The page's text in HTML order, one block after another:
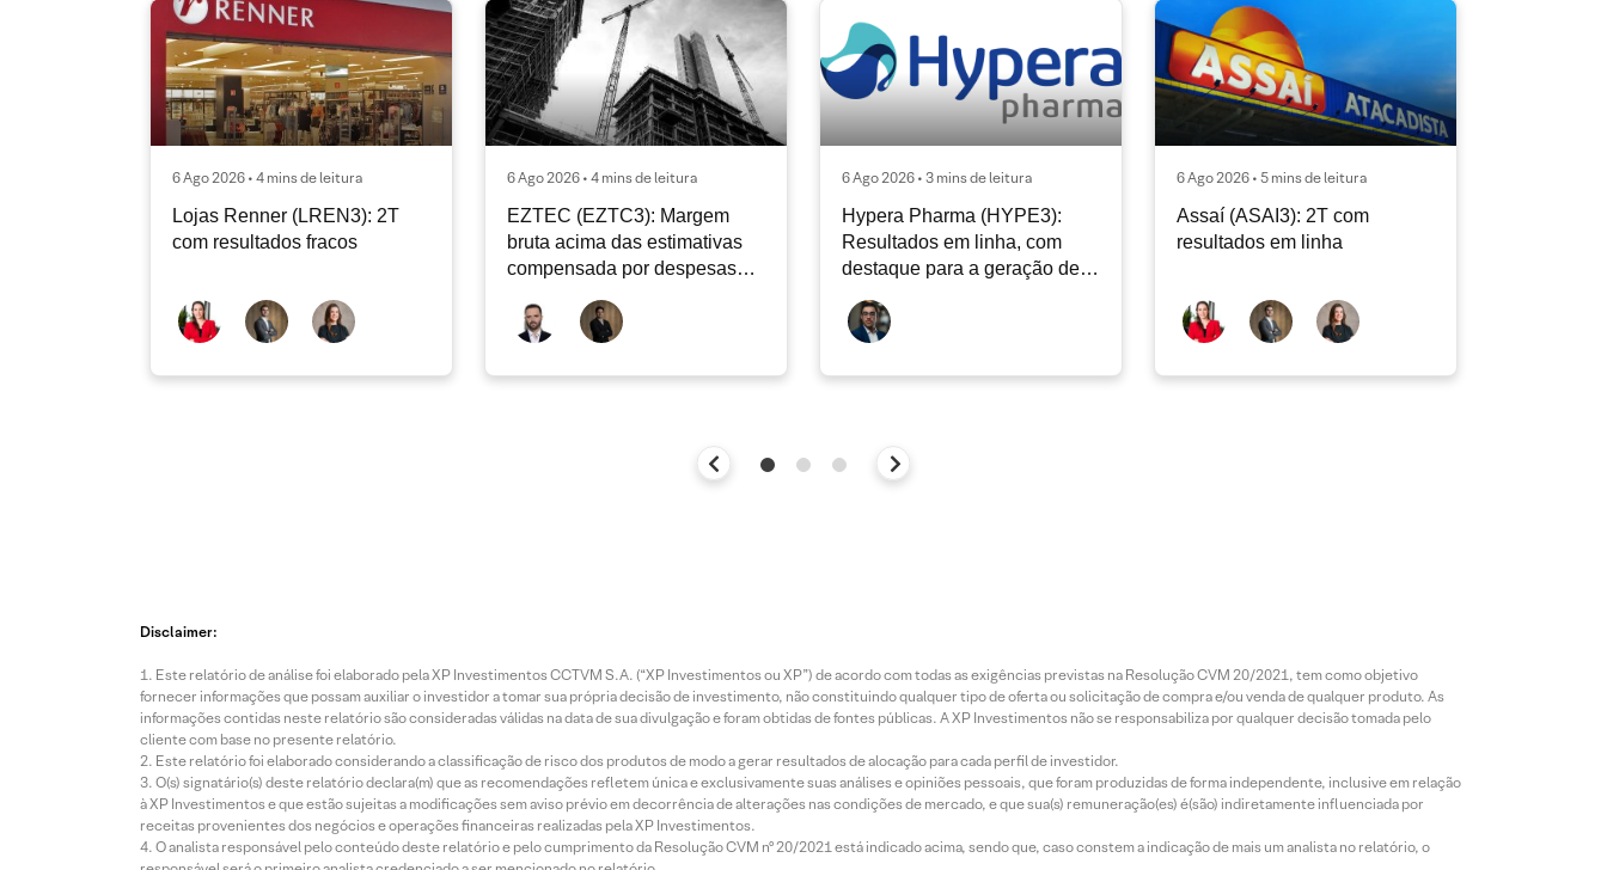
6 Ago 2026 • 4 mins de leitura
Lojas Renner (LREN3): 2T
com resultados fracos
6 Ago 2026 • 4 mins de leitura
EZTEC (EZTC3): Margem
bruta acima das estimativas
compensada por despesas
operacionais mais fracas
6 Ago 2026 • 3 mins de leitura
Hypera Pharma (HYPE3):
Resultados em linha, com
destaque para a geração de
caixa
6 Ago 2026 • 5 mins de leitura
Assaí (ASAI3): 2T com
resultados em linha
Disclaimer:
Este relatório de análise foi elaborado pela XP Investimentos CCTVM S.A. (“XP Investimentos ou XP”) de acordo com todas as exigências previstas na Resolução CVM 20/2021, tem como objetivo
fornecer informações que possam auxiliar o investidor a tomar sua própria decisão de investimento, não constituindo qualquer tipo de oferta ou solicitação de compra e/ou venda de qualquer produto. As
informações contidas neste relatório são consideradas válidas na data de sua divulgação e foram obtidas de fontes públicas. A XP Investimentos não se responsabiliza por qualquer decisão tomada pelo
cliente com base no presente relatório.
Este relatório foi elaborado considerando a classificação de risco dos produtos de modo a gerar resultados de alocação para cada perfil de investidor.
O(s) signatário(s) deste relatório declara(m) que as recomendações refletem única e exclusivamente suas análises e opiniões pessoais, que foram produzidas de forma independente, inclusive em relação
à XP Investimentos e que estão sujeitas a modificações sem aviso prévio em decorrência de alterações nas condições de mercado, e que sua(s) remuneração(es) é(são) indiretamente influenciada por
receitas provenientes dos negócios e operações financeiras realizadas pela XP Investimentos.
O analista responsável pelo conteúdo deste relatório e pelo cumprimento da Resolução CVM nº 20/2021 está indicado acima, sendo que, caso constem a indicação de mais um analista no relatório, o